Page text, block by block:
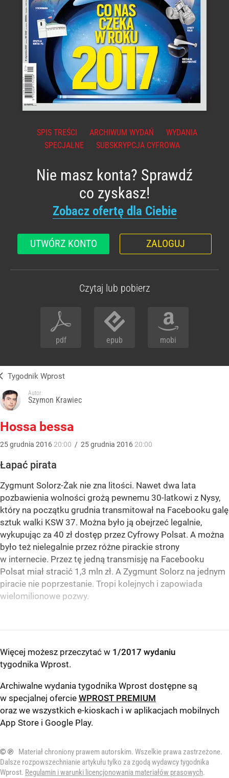
SPIS TREŚCI ARCHIWUM WYDAŃ
WYDANIA
SPECJALNE
SUBSKRYPCJA CYFROWA
Nie masz konta? Sprawdź
co zyskasz!
Zobacz ofertę dla Ciebie
UTWÓRZ KONTO ZALOGUJ
Czytaj lub pobierz
pdf epub mobi
Tygodnik Wprost
Autor:
Szymon Krawiec
Hossa bessa
25grudnia 2016 20:00 / 25grudnia 2016 20:00
Łapać pirata
Zygmunt Solorz-Żak nie zna litości. Nawet dwa lata
pozbawienia wolności grożą pewnemu 30-latkowi z Nysy,
który na początku grudnia transmitował na Facebooku galę
sztuk walki KSW 37. Można było ją obejrzeć legalnie,
wykupując za 40 zł dostęp przez Cyfrowy Polsat. A można
było też nielegalnie przez różne pirackie strony
w internecie. Przez tę jedną transmisję na Facebooku
Polsat miał stracić 1,3 mln zł. A Zygmunt Solorz na jednym
piracie nie poprzestanie. Tropi kolejnych i zapowiada
wielomilionowe pozwy.
Więcej możesz przeczytać w 1/2017 wydaniu
tygodnika Wprost.
Archiwalne wydania tygodnika Wprost dostępne są
w specjalnej ofercie WPROST PREMIUM
oraz we wszystkich e-kioskach i w aplikacjach mobilnych
App Store i Google Play.
© ℗
Materiał chroniony prawem autorskim. Wszelkie prawa zastrzeżone.
Dalsze rozpowszechnianie artykułu tylko za zgodą wydawcy tygodnika
Wprost. Regulamin i warunki licencjonowania materiałów prasowych.